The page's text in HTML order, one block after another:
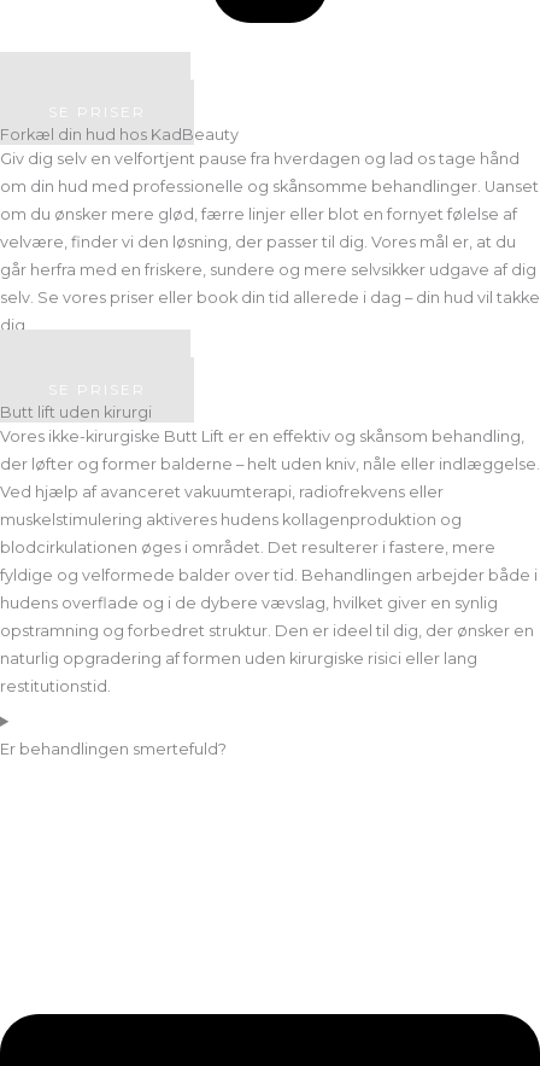
SE PRISER
Forkæl din hud hos KadBeauty
Giv dig selv en velfortjent pause fra hverdagen og lad os tage hånd
om din hud med professionelle og skånsomme behandlinger. Uanset
om du ønsker mere glød, færre linjer eller blot en fornyet følelse af
velvære, finder vi den løsning, der passer til dig. Vores mål er, at du
går herfra med en friskere, sundere og mere selvsikker udgave af dig
selv. Se vores priser eller book din tid allerede i dag – din hud vil takke
dig.
SE PRISER
Butt lift uden kirurgi
Vores ikke-kirurgiske Butt Lift er en effektiv og skånsom behandling,
der løfter og former balderne – helt uden kniv, nåle eller indlæggelse.
Ved hjælp af avanceret vakuumterapi, radiofrekvens eller
muskelstimulering aktiveres hudens kollagenproduktion og
blodcirkulationen øges i området. Det resulterer i fastere, mere
fyldige og velformede balder over tid. Behandlingen arbejder både i
hudens overflade og i de dybere vævslag, hvilket giver en synlig
opstramning og forbedret struktur. Den er ideel til dig, der ønsker en
naturlig opgradering af formen uden kirurgiske risici eller lang
restitutionstid.
Er behandlingen smertefuld?